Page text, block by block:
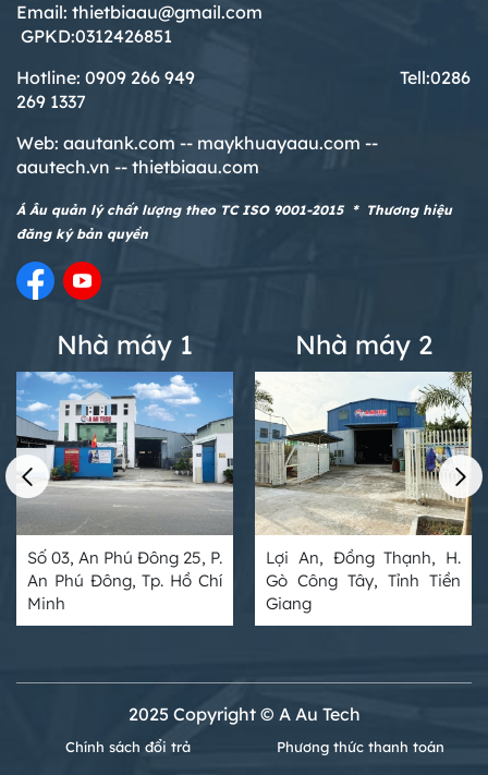
Email: thietbiaau@gmail.com
GPKD:0312426851
Hotline: 0909 266 949 Tell:0286
269 1337
Web: aautank.com -- maykhuayaau.com --
aautech.vn -- thietbiaau.com
Á Âu quản lý chất lượng theo TC ISO 9001-2015 * Thương hiệu
đăng ký bản quyền
Nhà máy 1
Số 03, An Phú Đông 25, P.
An Phú Đông, Tp. Hồ Chí
Minh
Nhà máy 2
Lợi An, Đồng Thạnh, H.
Gò Công Tây, Tỉnh Tiền
Giang
2025 Copyright © A Au Tech
Chính sách đổi trả
Phương thức thanh toán